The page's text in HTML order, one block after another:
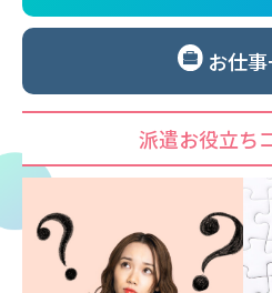
お仕
派遣お役立ち